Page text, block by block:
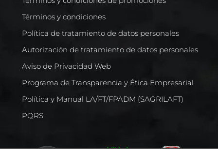
Términos y condiciones
Política de tratamiento de datos personales
Autorización de tratamiento de datos personales
Aviso de Privacidad Web
Programa de Transparencia y Ética Empresarial
Política y Manual LA/FT/FPADM (SAGRILAFT)
PQRS